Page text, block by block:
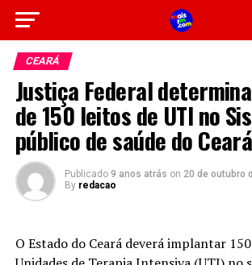
CEARÁ
Justiça Federal
de 150 leitos de UTI no
público de saúde do Ceará
Publicado 9 anos atrás on 20 de outubro
By redacao
O Estado do Ceará deverá implantar